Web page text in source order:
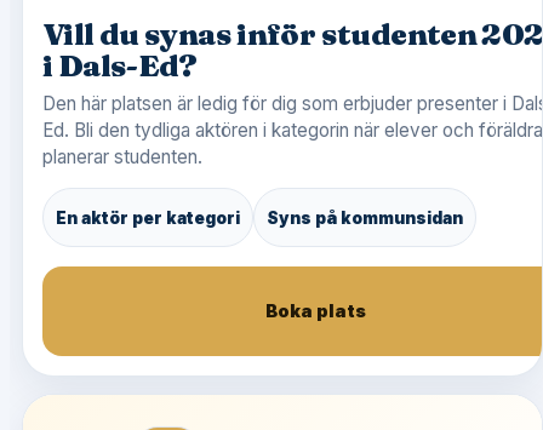
Vill du synas inför studenten
i Dals-Ed?
Den här platsen är ledig för dig som erbjuder presenter i
Ed. Bli den tydliga aktören i kategorin när elever och
planerar studenten.
En aktör per kategori Syns på kommunsidan
Boka plats